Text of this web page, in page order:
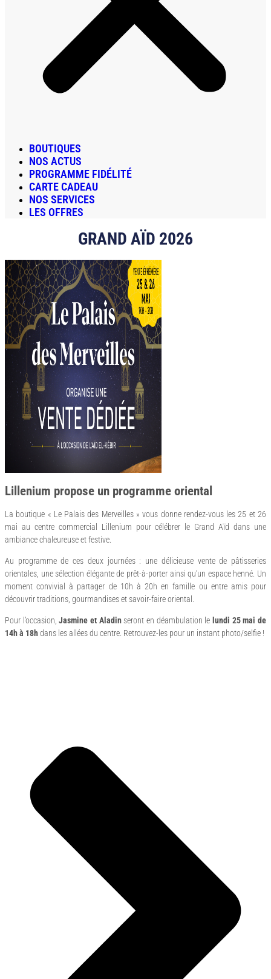
BOUTIQUES
NOS ACTUS
PROGRAMME FIDÉLITÉ
CARTE CADEAU
NOS SERVICES
LES OFFRES
GRAND AÏD 2026
Lillenium propose un programme oriental
La boutique « Le Palais des Merveilles » vous donne rendez-vous les 25 et 26
mai au centre commercial Lillenium pour célébrer le Grand Aïd dans une
ambiance chaleureuse et festive.
Au programme de ces deux journées : une délicieuse vente de pâtisseries
orientales, une sélection élégante de prêt-à-porter ainsi qu’un espace henné. Un
moment convivial à partager de 10h à 20h en famille ou entre amis pour
découvrir traditions, gourmandises et savoir-faire oriental.
Pour l’occasion,Jasmine et Aladinseront en déambulation le lundi 25 mai de
14h à 18hdans les allées du centre. Retrouvez-les pour un instant photo/selfie !